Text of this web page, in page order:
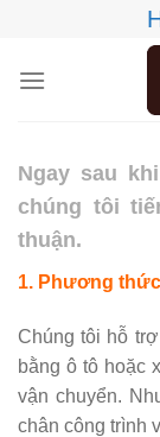
content
Ngay sau
chúng tôi
thuận.
1. Phương
Chúng tôi hỗ
bằng ô tô hoặc
vận chuyển.
chân công trình